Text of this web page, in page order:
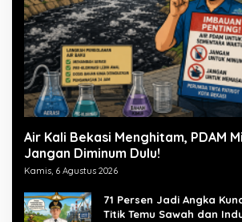
Air Kali Bekasi Menghitam, PDAM
Jangan Diminum Dulu!
Kamis, 6 Agustus 2026
71 Persen Jadi Angka
Titik Temu Sawah dan